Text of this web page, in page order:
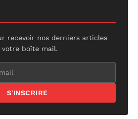
recevoir nos derniers articles
boîte mail.
S'INSCRIRE